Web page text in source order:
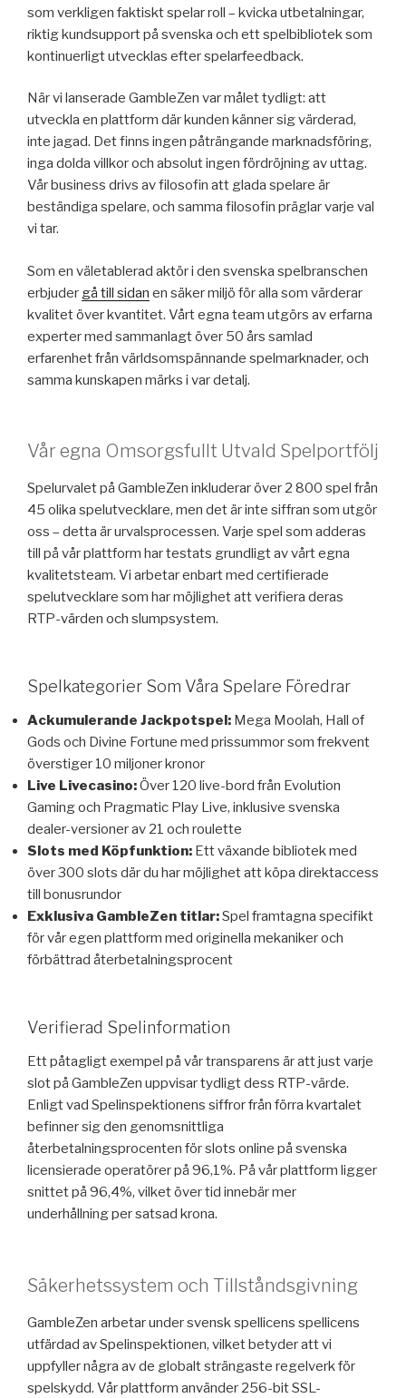
som verkligen faktiskt spelar roll – kvicka utbetalningar,
riktig kundsupport på svenska och ett spelbibliotek som
kontinuerligt utvecklas efter spelarfeedback.
När vi lanserade GambleZen var målet tydligt: att
utveckla en plattform där kunden känner sig värderad,
inte jagad. Det finns ingen påträngande marknadsföring,
inga dolda villkor och absolut ingen fördröjning av uttag.
Vår business drivs av filosofin att glada spelare är
beständiga spelare, och samma filosofin präglar varje val
vi tar.
Som en väletablerad aktör i den svenska spelbranschen
erbjuder gå till sidan en säker miljö för alla som värderar
kvalitet över kvantitet. Vårt egna team utgörs av erfarna
experter med sammanlagt över 50 års samlad
erfarenhet från världsomspännande spelmarknader, och
samma kunskapen märks i var detalj.
Vår egna Omsorgsfullt Utvald Spelportfölj
Spelurvalet på GambleZen inkluderar över 2 800 spel från
45 olika spelutvecklare, men det är inte siffran som utgör
oss – detta är urvalsprocessen. Varje spel som adderas
till på vår plattform har testats grundligt av vårt egna
kvalitetsteam. Vi arbetar enbart med certifierade
spelutvecklare som har möjlighet att verifiera deras
RTP-värden och slumpsystem.
Spelkategorier Som Våra Spelare Föredrar
Ackumulerande Jackpotspel: Mega Moolah, Hall of
Gods och Divine Fortune med prissummor som frekvent
överstiger 10 miljoner kronor
Live Livecasino:Över 120 live-bord från Evolution
Gaming och Pragmatic Play Live, inklusive svenska
dealer-versioner av 21 och roulette
Slots med Köpfunktion: Ett växande bibliotek med
över 300 slots där du har möjlighet att köpa direktaccess
till bonusrundor
Exklusiva GambleZen titlar:Spel framtagna specifikt
för vår egen plattform med originella mekaniker och
förbättrad återbetalningsprocent
Verifierad Spelinformation
Ett påtagligt exempel på vår transparens är att just varje
slot på GambleZen uppvisar tydligt dess RTP-värde.
Enligt vad Spelinspektionens siffror från förra kvartalet
befinner sig den genomsnittliga
återbetalningsprocenten för slots online på svenska
licensierade operatörer på 96,1%. På vår plattform ligger
snittet på 96,4%, vilket över tid innebär mer
underhållning per satsad krona.
Säkerhetssystem och Tillståndsgivning
GambleZen arbetar under svensk spellicens spellicens
utfärdad av Spelinspektionen, vilket betyder att vi
uppfyller några av de globalt strängaste regelverk för
spelskydd. Vår plattform använder 256-bit SSL-